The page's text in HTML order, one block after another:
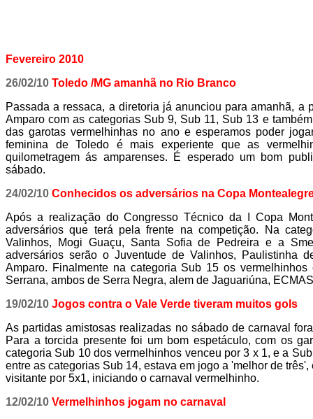
Fevereiro 2010
26/02/10 Toledo /MG amanhã no Rio Branco
Passada a ressaca, a diretoria já anunciou para amanhã, a
Amparo com as categorias Sub 9, Sub 11, Sub 13 e
das garotas vermelhinhas no ano e esperamos poder
feminina de Toledo é mais experiente que as
quilometragem ás amparenses. É esperado um bom
sábado.
24/02/10 Conhecidos os adversários na Copa
Após a realização do Congresso Técnico da I Copa
adversários que terá pela frente na competição. Na
Valinhos, Mogi Guaçu, Santa Sofia de Pedreira e a
adversários serão o Juventude de Valinhos, Paulistinha
Amparo. Finalmente na categoria Sub 15 os
Serrana, ambos de Serra Negra, alem de Jaguariúna,
19/02/10 Jogos contra o Vale Verde tiveram muitos gols
As partidas amistosas realizadas no sábado de carnaval
Para a torcida presente foi um bom espetáculo, com os
categoria Sub 10 dos vermelhinhos venceu por 3 x 1, e a
entre as categorias Sub 14, estava em jogo a 'melhor de
visitante por 5x1, iniciando o carnaval vermelhinho.
12/02/10 Vermelhinhos jogam no carnaval